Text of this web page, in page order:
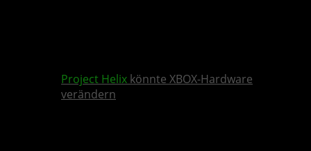
Project Helix könnte XBOX-Hardware
verändern